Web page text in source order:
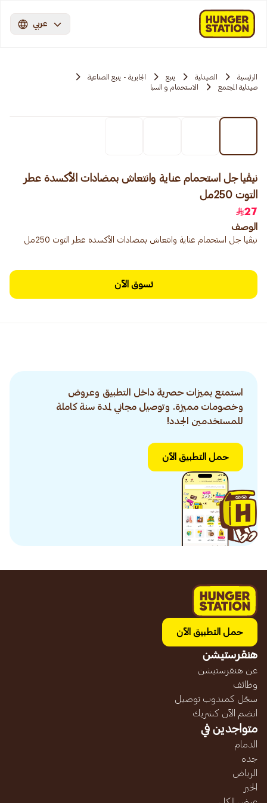
عربي
الرئيسية الصيدلية ينبع
الجابرية - ينبع الصناعية
صيدلية المجتمع
الاستحمام و السبا
نيڤيا جل استحمام عناية وانتعاش بمضادات الأكسدة عطر
التوت 250مل
27
الوصف
نيڤيا جل استحمام عناية وانتعاش بمضادات الأكسدة عطر التوت 250مل
تسوق الآن
استمتع بميزات حصرية داخل التطبيق وعروض
وخصومات مميزة. وتوصيل مجاني لمدة سنة كاملة
للمستخدمين الجدد!
حمل التطبيق الآن
حمل التطبيق الآن
هنقرستيشن
عن هنقرستيشن
وظائف
سجّل كمندوب توصيل
انضم الآن كشريك
متواجدين في
الدمام
جده
الرياض
الخبر